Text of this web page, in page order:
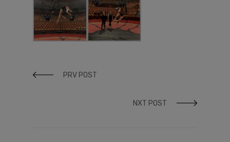
PRV POST
NXT POST